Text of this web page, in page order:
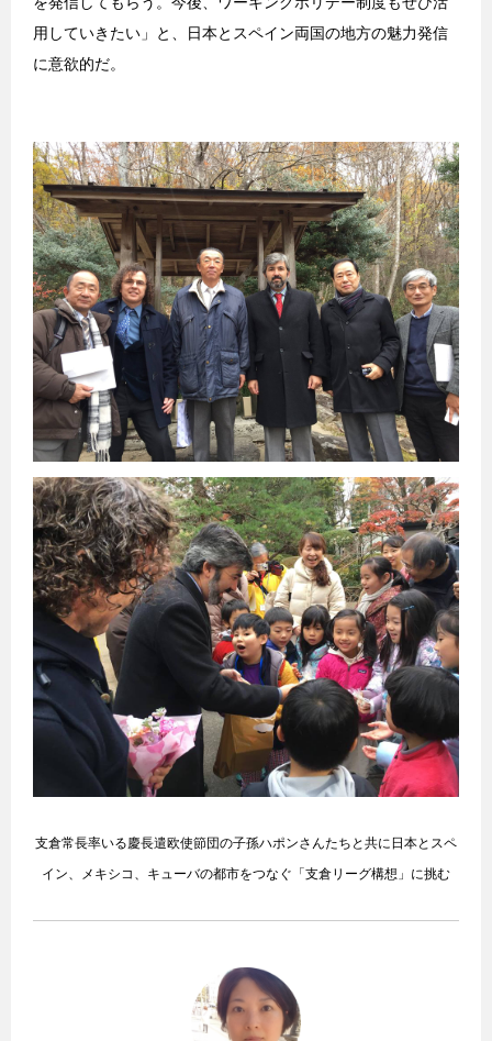
用していきたい」と、日本とスペイン両国の地方の魅力発信
に意欲的だ。
支倉常長率いる慶長遣欧使節団の子孫ハポンさんたちと共に日本とスペ
イン、メキシコ、キューバの都市をつなぐ「支倉リーグ構想」に挑む